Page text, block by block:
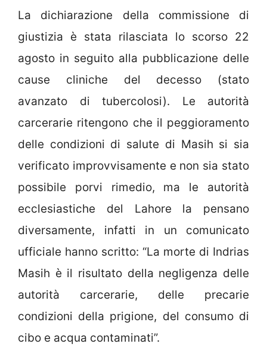
La dichiarazione della commissione di
giustizia è stata rilasciata lo scorso 22
agosto in seguito alla pubblicazione delle
cause cliniche del decesso (stato
avanzato di tubercolosi). Le autorità
carcerarie ritengono che il peggioramento
delle condizioni di salute di Masih si sia
verificato improvvisamente e non sia stato
possibile porvi rimedio, ma le autorità
ecclesiastiche del Lahore la pensano
diversamente, infatti in un comunicato
ufficiale hanno scritto: “La morte di Indrias
Masih è il risultato della negligenza delle
autorità carcerarie, delle precarie
condizioni della prigione, del consumo di
cibo e acqua contaminati”.